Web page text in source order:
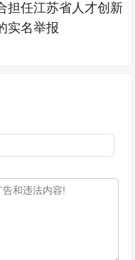
担任江苏省人才创新
实名举报